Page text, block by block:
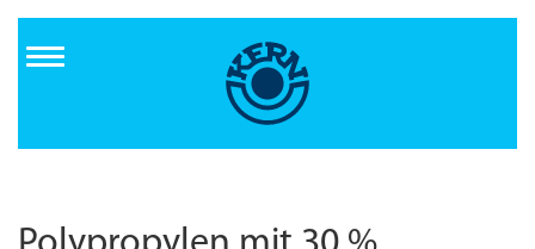
Inhalt